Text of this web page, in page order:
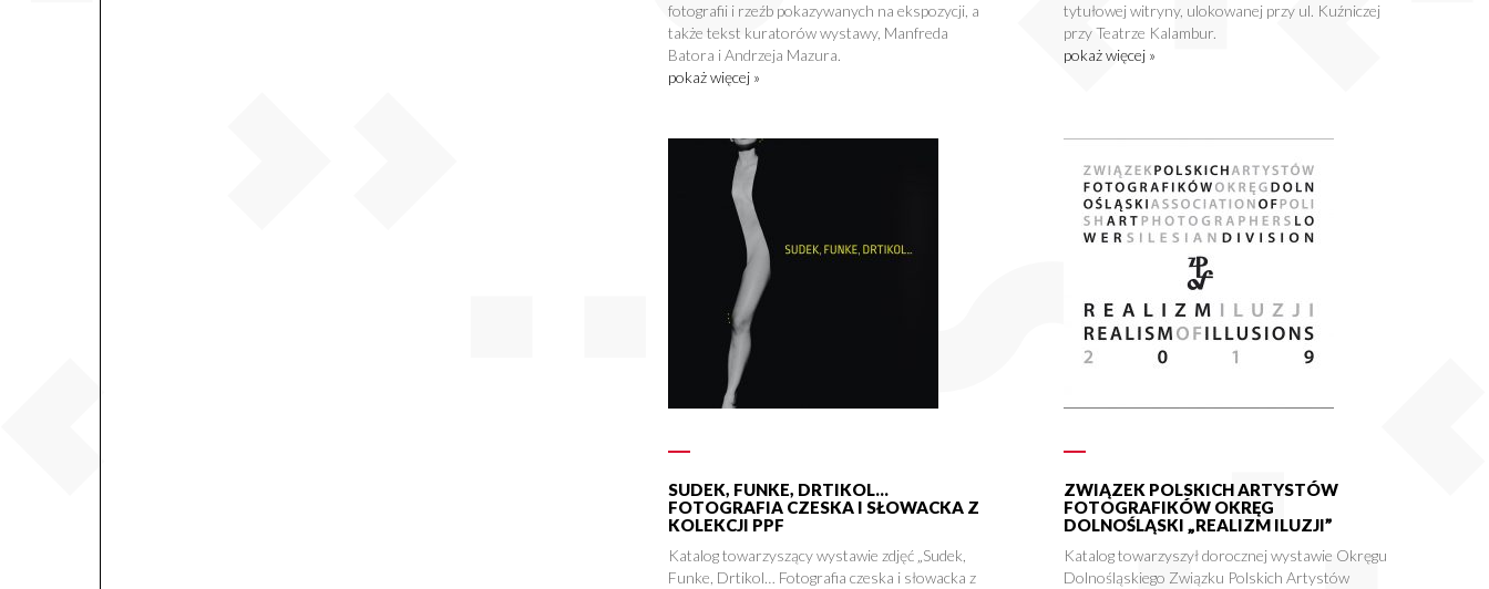
fotografii i rzeźb pokazywanych na ekspozycji, a
także tekst kuratorów wystawy, Manfreda
Batora i Andrzeja Mazura.
pokaż więcej »
tytułowej witryny, ulokowanej przy ul. Kuźniczej
przy Teatrze Kalambur.
pokaż więcej »
SUDEK, FUNKE, DRTIKOL…
FOTOGRAFIA CZESKA I SŁOWACKA Z
KOLEKCJI PPF
Katalog towarzyszący wystawie zdjęć „Sudek,
Funke, Drtikol… Fotografia czeska i słowacka z
ZWIĄZEK POLSKICH ARTYSTÓW
FOTOGRAFIKÓW OKRĘG
DOLNOŚLĄSKI „REALIZM ILUZJI”
Katalog towarzyszył dorocznej wystawie Okręgu
Dolnośląskiego Związku Polskich Artystów